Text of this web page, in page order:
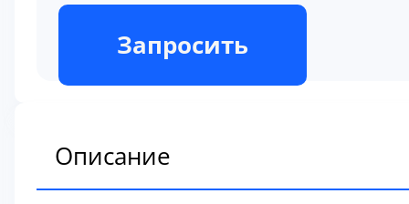
В наличии
Запросить
Описание